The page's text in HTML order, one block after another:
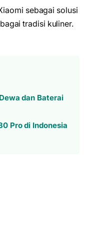
sebagai solusi
tradisi kuliner.
dan Baterai
Pro di Indonesia